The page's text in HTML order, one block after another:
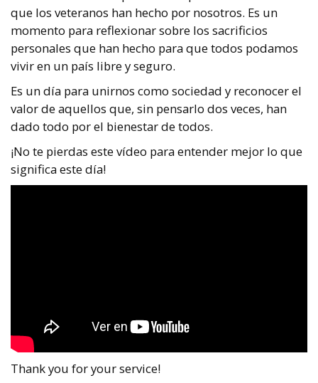
que los veteranos han hecho por nosotros. Es un
momento para reflexionar sobre los sacrificios
personales que han hecho para que todos podamos
vivir en un país libre y seguro.
Es un día para unirnos como sociedad y reconocer el
valor de aquellos que, sin pensarlo dos veces, han
dado todo por el bienestar de todos.
¡No te pierdas este vídeo para entender mejor lo que
significa este día!
Thank you for your service!